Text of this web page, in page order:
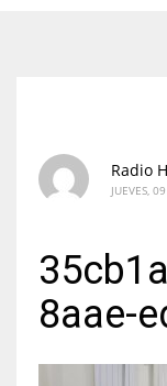
Radio
JUEVES,
8aae-